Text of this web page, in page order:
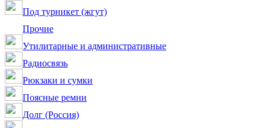
Под турникет (жгут)
Прочие
Утилитарные и административные
Радиосвязь
Рюкзаки и сумки
Поясные ремни
Долг (Россия)